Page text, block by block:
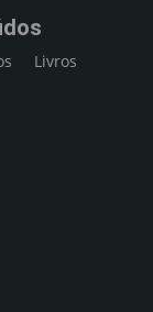
Livros